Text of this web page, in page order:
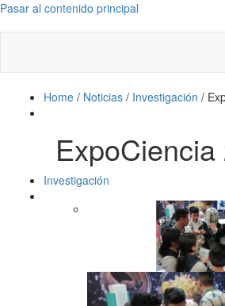
Pasar al contenido principal
Home / Noticias / Investigación /
ExpoCiencia
Investigación